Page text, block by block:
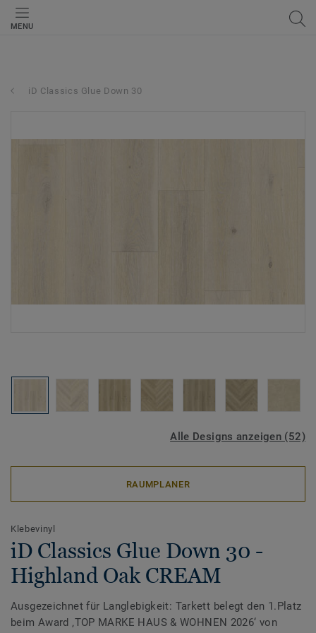
MENU
iD Classics Glue Down 30
Alle Designs anzeigen (52)
RAUMPLANER
Klebevinyl
iD Classics Glue Down 30 -
Highland Oak CREAM
Ausgezeichnet für Langlebigkeit: Tarkett belegt den 1.Platz
beim Award ‚TOP MARKE HAUS & WOHNEN 2026‘ von